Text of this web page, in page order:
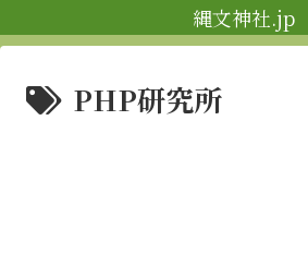
縄文神社.jp
PHP研究所